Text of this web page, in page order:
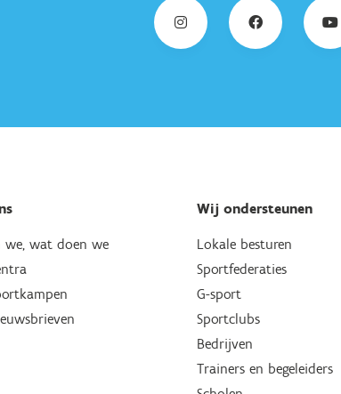
we, wat doen we
Wij ondersteunen
Lokale besturen
Sportfederaties
G-sport
Sportclubs
Bedrijven
Trainers en begeleiders